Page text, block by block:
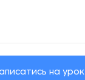
на урок